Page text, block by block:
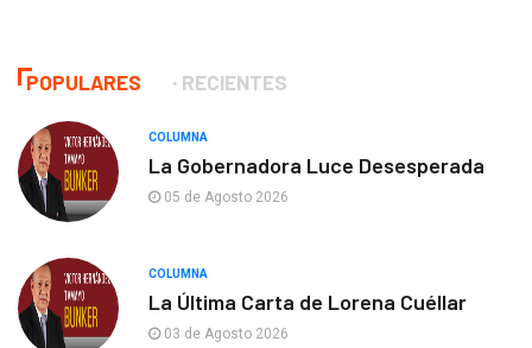
POPULARES RECIENTES
COLUMNA
La Gobernadora Luce Desesperada
05 de Agosto 2026
COLUMNA
La Última Carta de Lorena Cuéllar
03 de Agosto 2026